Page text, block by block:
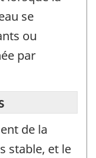
se
ou
par
de la
stable, et le